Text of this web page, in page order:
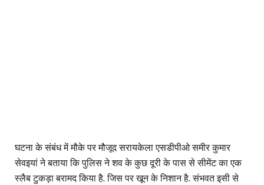
घटना के संबंध में मौके पर मौजूद सरायकेला एसडीपीओ समीर कुमार
सेवइयां ने बताया कि पुलिस ने शव के कुछ दूरी के पास से सीमेंट का एक
स्लैब टुकड़ा बरामद किया है. जिस पर खून के निशान है. संभवत इसी से